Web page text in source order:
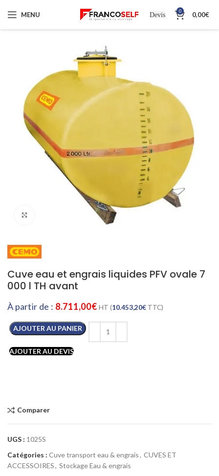
MENU Devis 0 0,00€
Cliquez pour agrandir
Cuve eau et engrais liquides PFV ovale 7
000 l TH avant
À partir de : 8.711,00€ HT (10.453,20€ TTC)
AJOUTER AU PANIER
AJOUTER AU DEVIS
Comparer
UGS : 1025S
Catégories : Cuve transport eau & engrais, CUVES ET
ACCESSOIRES, Stockage Eau & engrais